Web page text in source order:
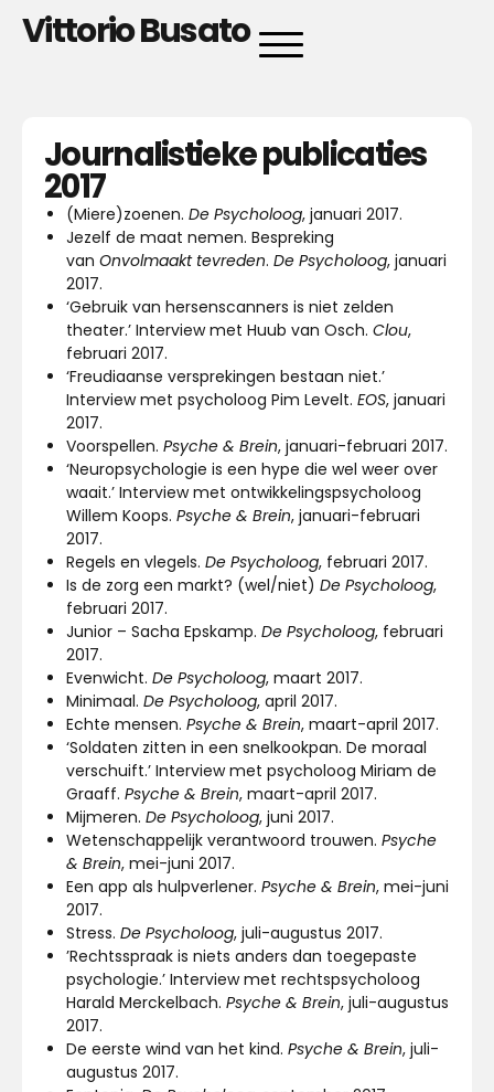
Vittorio Busato
Journalistieke publicaties
2017
(Miere)zoenen. De Psycholoog, januari 2017.
Jezelf de maat nemen. Bespreking
van Onvolmaakt tevreden. De Psycholoog, januari
2017.
‘Gebruik van hersenscanners is niet zelden
theater.’ Interview met Huub van Osch. Clou,
februari 2017.
‘Freudiaanse versprekingen bestaan niet.’
Interview met psycholoog Pim Levelt. EOS, januari
2017.
Voorspellen. Psyche & Brein, januari-februari 2017.
‘Neuropsychologie is een hype die wel weer over
waait.’ Interview met ontwikkelingspsycholoog
Willem Koops. Psyche & Brein, januari-februari
2017.
Regels en vlegels. De Psycholoog, februari 2017.
Is de zorg een markt? (wel/niet) De Psycholoog,
februari 2017.
Junior – Sacha Epskamp. De Psycholoog, februari
2017.
Evenwicht. De Psycholoog, maart 2017.
Minimaal. De Psycholoog, april 2017.
Echte mensen. Psyche & Brein, maart-april 2017.
‘Soldaten zitten in een snelkookpan. De moraal
verschuift.’ Interview met psycholoog Miriam de
Graaff. Psyche & Brein, maart-april 2017.
Mijmeren. De Psycholoog, juni 2017.
Wetenschappelijk verantwoord trouwen. Psyche
& Brein, mei-juni 2017.
Een app als hulpverlener. Psyche & Brein, mei-juni
2017.
Stress. De Psycholoog, juli-augustus 2017.
’Rechtsspraak is niets anders dan toegepaste
psychologie.’ Interview met rechtspsycholoog
Harald Merckelbach. Psyche & Brein, juli-augustus
2017.
De eerste wind van het kind. Psyche & Brein, juli-
augustus 2017.